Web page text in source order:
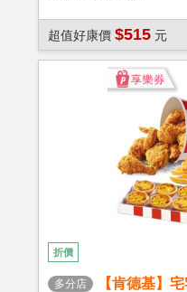
超值好康價 $515 元
折價
多分店 【肯德基】